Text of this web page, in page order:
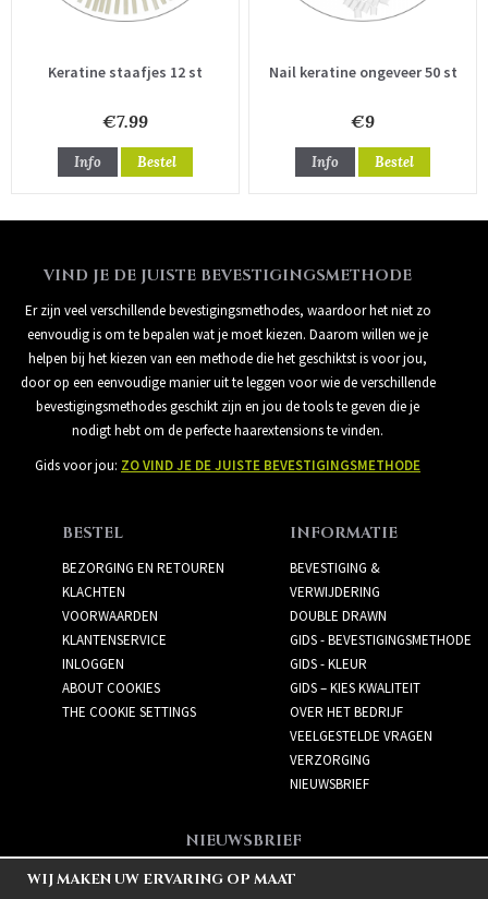
Keratine staafjes 12 st
€7.99
Info Bestel
Nail keratine ongeveer 50 st
€9
Info Bestel
VIND JE DE JUISTE BEVESTIGINGSMETHODE
Er zijn veel verschillende bevestigingsmethodes, waardoor het niet zo
eenvoudig is om te bepalen wat je moet kiezen. Daarom willen we je
helpen bij het kiezen van een methode die het geschiktst is voor jou,
door op een eenvoudige manier uit te leggen voor wie de verschillende
bevestigingsmethodes geschikt zijn en jou de tools te geven die je
nodigt hebt om de perfecte haarextensions te vinden.
Gids voor jou: ZO VIND JE DE JUISTE BEVESTIGINGSMETHODE
BESTEL
BEZORGING EN RETOUREN
KLACHTEN
VOORWAARDEN
KLANTENSERVICE
INLOGGEN
ABOUT COOKIES
THE COOKIE SETTINGS
INFORMATIE
BEVESTIGING &
VERWIJDERING
DOUBLE DRAWN
GIDS - BEVESTIGINGSMETHODE
GIDS - KLEUR
GIDS – KIES KWALITEIT
OVER HET BEDRIJF
VEELGESTELDE VRAGEN
VERZORGING
NIEUWSBRIEF
NIEUWSBRIEF
Meld je aan voor de
WIJ MAKEN UW ERVARING OP MAAT